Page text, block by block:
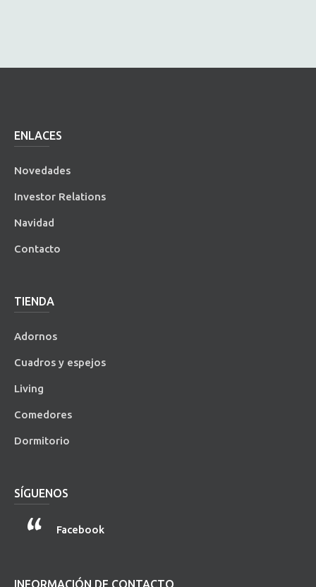
ENLACES
Novedades
Investor Relations
Navidad
Contacto
TIENDA
Adornos
Cuadros y espejos
Living
Comedores
Dormitorio
SÍGUENOS
Facebook
INFORMACIÓN DE CONTACTO